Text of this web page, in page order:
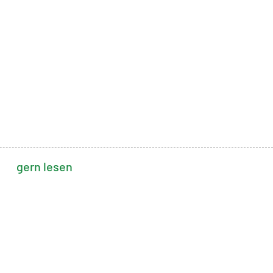
gern lesen